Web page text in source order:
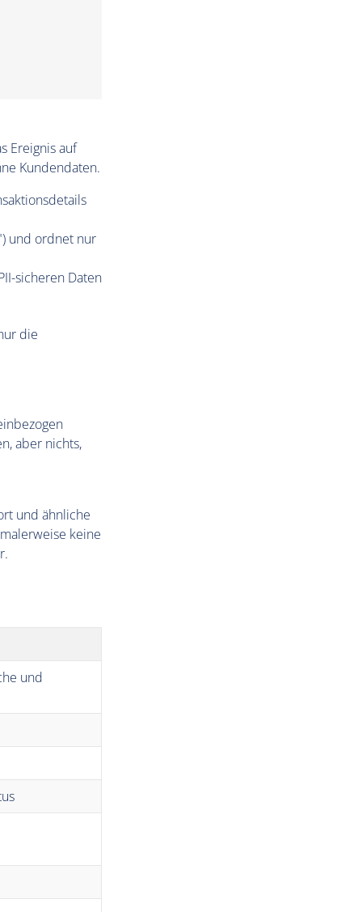
Ereignis auf
Kundendaten.
und ordnet nur
sicheren Daten
die
aber nichts,
und ähnliche
keine
und